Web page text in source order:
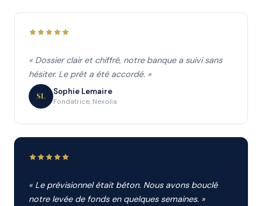
« Dossier clair et chiffré, notre banque a suivi sans
hésiter. Le prêt a été accordé. »
SL Sophie Lemaire
Fondatrice, Nexolia
« Le prévisionnel était béton. Nous avons bouclé
notre levée de fonds en quelques semaines. »